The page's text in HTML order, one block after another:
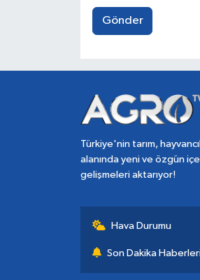
Gönder
Türkiye'nin tarım,
alanında yeni ve özgün
gelişmeleri aktarıyor!
Hava Durumu
Son Dakika